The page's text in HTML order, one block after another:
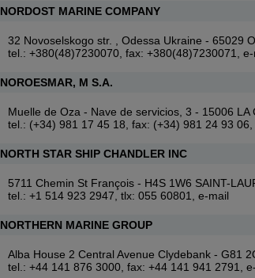
NORDOST MARINE COMPANY
32 Novoselskogo str. , Odessa Ukraine - 65029
tel.: +380(48)7230070, fax: +380(48)7230071, e-
NOROESMAR, M S.A.
Muelle de Oza - Nave de servicios, 3 - 15006 LA
tel.: (+34) 981 17 45 18, fax: (+34) 981 24 93 06,
NORTH STAR SHIP CHANDLER INC
5711 Chemin St François - H4S 1W6 SAINT-
tel.: +1 514 923 2947, tlx: 055 60801, e-mail
NORTHERN MARINE GROUP
Alba House 2 Central Avenue Clydebank - G81
tel.: +44 141 876 3000, fax: +44 141 941 2791,